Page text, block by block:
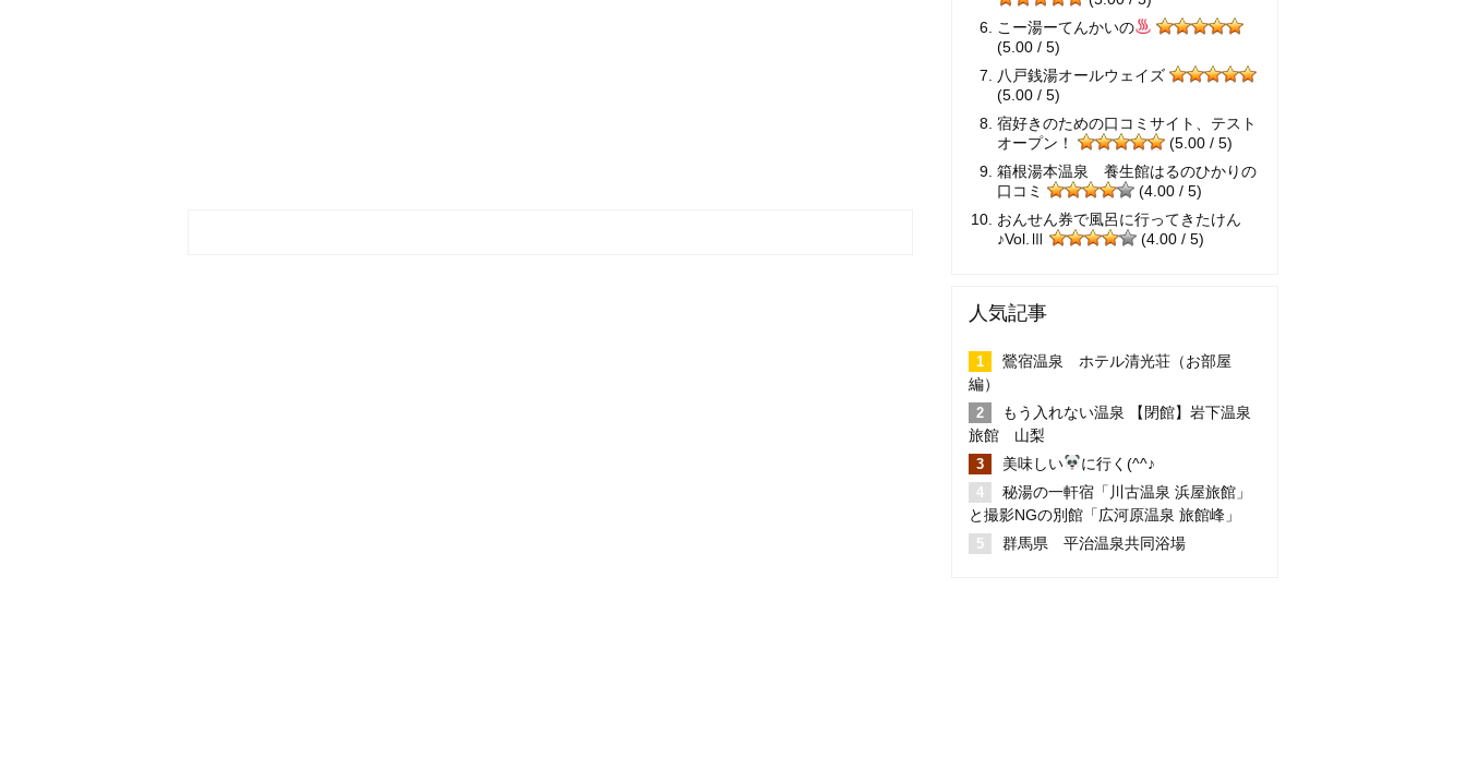
こー湯ーてんかいの
(5.00 / 5)
八戸銭湯オールウェイズ
(5.00 / 5)
宿好きのための口コミサイト、テスト
オープン！
(5.00 / 5)
箱根湯本温泉 養生館はるのひかりの
口コミ
(4.00 / 5)
おんせん券で風呂に行ってきたけん
♪Vol.Ⅲ
(4.00 / 5)
人気記事
鶯宿温泉 ホテル清光荘（お部屋
編）
もう入れない温泉 【閉館】岩下温泉
旅館 山梨
美味しい
に行く(^^♪
秘湯の一軒宿「川古温泉 浜屋旅館」
と撮影NGの別館「広河原温泉 旅館峰」
群馬県 平治温泉共同浴場